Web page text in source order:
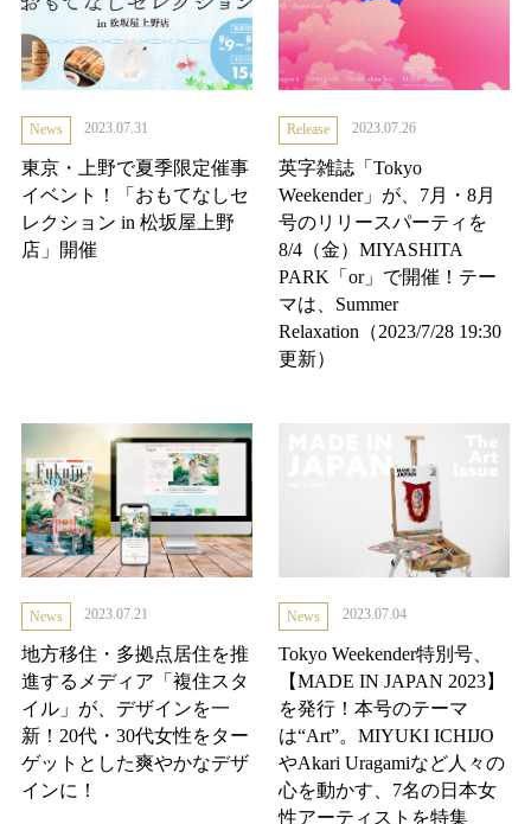
News 2023.07.31
東京・上野で夏季限定催事
イベント！「おもてなしセ
レクション in 松坂屋上野
店」開催
Release 2023.07.26
英字雑誌「Tokyo
Weekender」が、7月・8月
号のリリースパーティを
8/4（金）MIYASHITA
PARK「or」で開催！テー
マは、Summer
Relaxation（2023/7/28 19:30
更新）
News 2023.07.21
地方移住・多拠点居住を推
進するメディア「複住スタ
イル」が、デザインを一
新！20代・30代女性をター
ゲットとした爽やかなデザ
インに！
News 2023.07.04
Tokyo Weekender特別号、
【MADE IN JAPAN 2023】
を発行！本号のテーマ
は“Art”。MIYUKI ICHIJO
やAkari Uragamiなど人々の
心を動かす、7名の日本女
性アーティストを特集